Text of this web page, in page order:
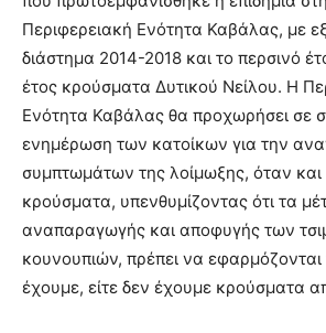
Περιφερειακή Ενότητα Καβάλας, με
διάστημα 2014-2018 και το περσινό
έτος κρούσματα Δυτικού Νείλου. Η
Ενότητα Καβάλας θα προχωρήσει σε
ενημέρωση των κατοίκων για την
συμπτωμάτων της λοίμωξης, όταν
κρούσματα, υπενθυμίζοντας ότι τα
αναπαραγωγής και αποφυγής των
κουνουπιών, πρέπει να εφαρμόζονται
έχουμε, είτε δεν έχουμε κρούσματα